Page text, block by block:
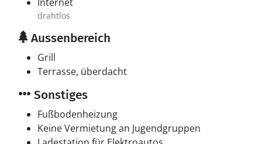
drahtlos
Aussenbereich
Grill
Terrasse, überdacht
Sonstiges
Fußbodenheizung
Keine Vermietung an Jugendgruppen